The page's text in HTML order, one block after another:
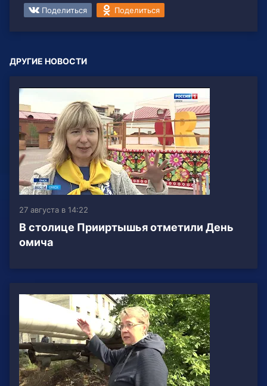
Поделиться Поделиться
ДРУГИЕ НОВОСТИ
27 августа в 14:22
В столице Прииртышья отметили День
омича